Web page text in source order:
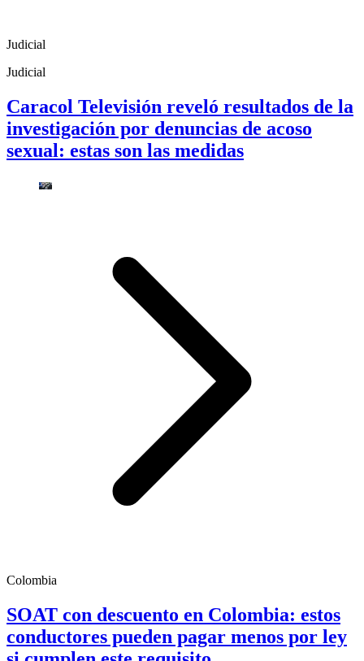
Judicial
Judicial
Caracol Televisión reveló resultados de la
investigación por denuncias de acoso
sexual: estas son las medidas
Colombia
SOAT con descuento en Colombia: estos
conductores pueden pagar menos por ley